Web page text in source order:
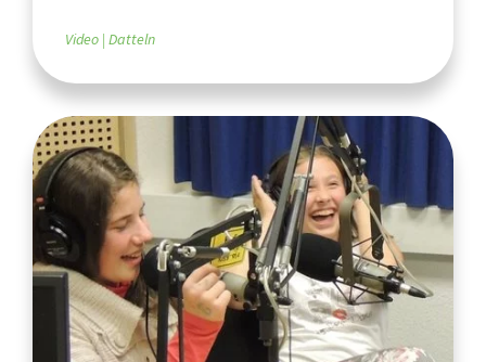
Video Datteln